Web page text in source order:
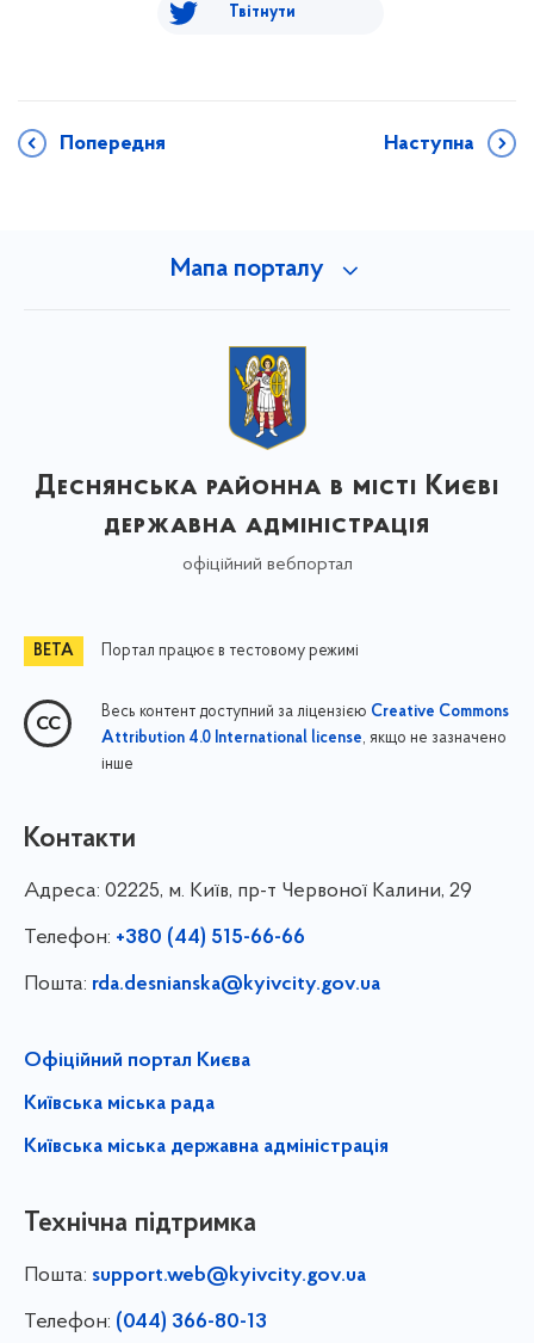
Твітнути
Попередня Наступна
Мапа порталу
Деснянська районна в місті Києві
державна адміністрація
офіційний вебпортал
Портал працює в тестовому режимі
Весь контент доступний за ліцензією Creative Commons
Attribution 4.0 International license, якщо не зазначено
інше
Контакти
Адреса: 02225, м. Київ, пр-т Червоної Калини, 29
Телефон: +380 (44) 515-66-66
Пошта: rda.desnianska@kyivcity.gov.ua
Офіційний портал Києва
Київська міська рада
Київська міська державна адміністрація
Технічна підтримка
Пошта: support.web@kyivcity.gov.ua
Телефон: (044) 366-80-13